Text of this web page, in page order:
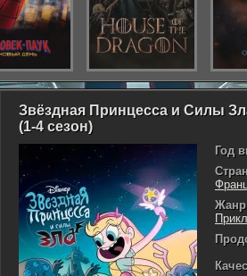
Звёздная Принцесса и Силы
(1-4 сезон)
Год